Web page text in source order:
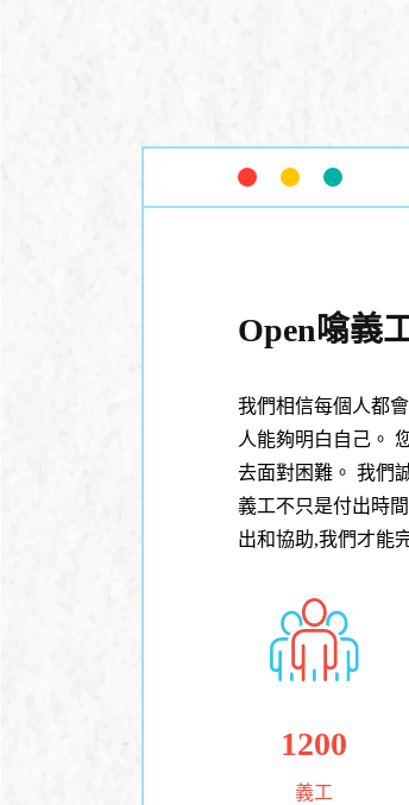
Open噏義
我們相信每個人都
人能夠明白自己。
去面對困難。 我們
義工不只是付出時
出和協助,我們才能
1200
義工